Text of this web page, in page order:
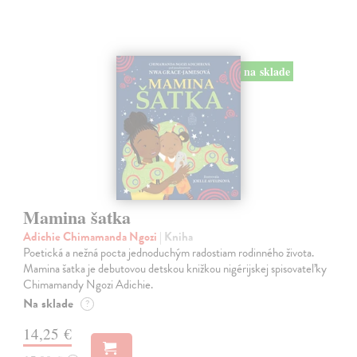
na sklade
Mamina šatka
Adichie Chimamanda Ngozi | Kniha
Poetická a nežná pocta jednoduchým radostiam rodinného života.
Mamina šatka je debutovou detskou knižkou nigérijskej spisovateľky
Chimamandy Ngozi Adichie.
Na sklade ?
14,25 €